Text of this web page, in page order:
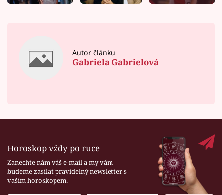
Autor článku
Gabriela Gabrielová
Horoskop vždy po ruce
Zanechte nám váš e-mail a my vám
budeme zasílat pravidelný newsletter s
vaším horoskopem.